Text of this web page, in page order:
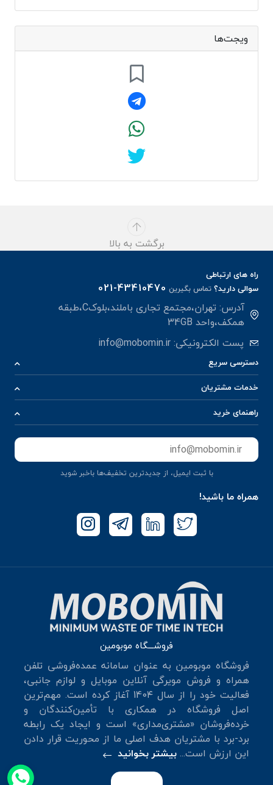
ویجت‌ها
برگشت به بالا
راه های ارتباطی
سوالی دارید؟تماس بگیرین 021-43410470
آدرس: تهران،مجتمع تجاری باملند،بلوکC،طبقه
همکف،واحد 34GB
پست الکترونیکی:info@mobomin.ir
دسترسی سریع
خدمات مشتریان
راهنمای خرید
با ثبت ایمیل، از جدید‌ترین تخفیف‌ها با‌خبر شوید
همراه ما باشید!
فروشـــگاه موبومین
فروشگاه موبومین به عنوان سامانه عمده‌فروشی تلفن
همراه و فروش مویرگی آنلاین موبایل و لوازم جانبی،
فعالیت خود را از سال 140۴ آغاز کرده است. مهم‌ترین
اصل فروشگاه در همکاری با تأمین‌کنندگان و
خرده‌فروشان «مشتری‌مداری» است و ایجاد یک رابطه
برد-برد با مشتریان هدف اصلی ما از محوریت قرار دادن
این ارزش است...بیشتر بخوانید